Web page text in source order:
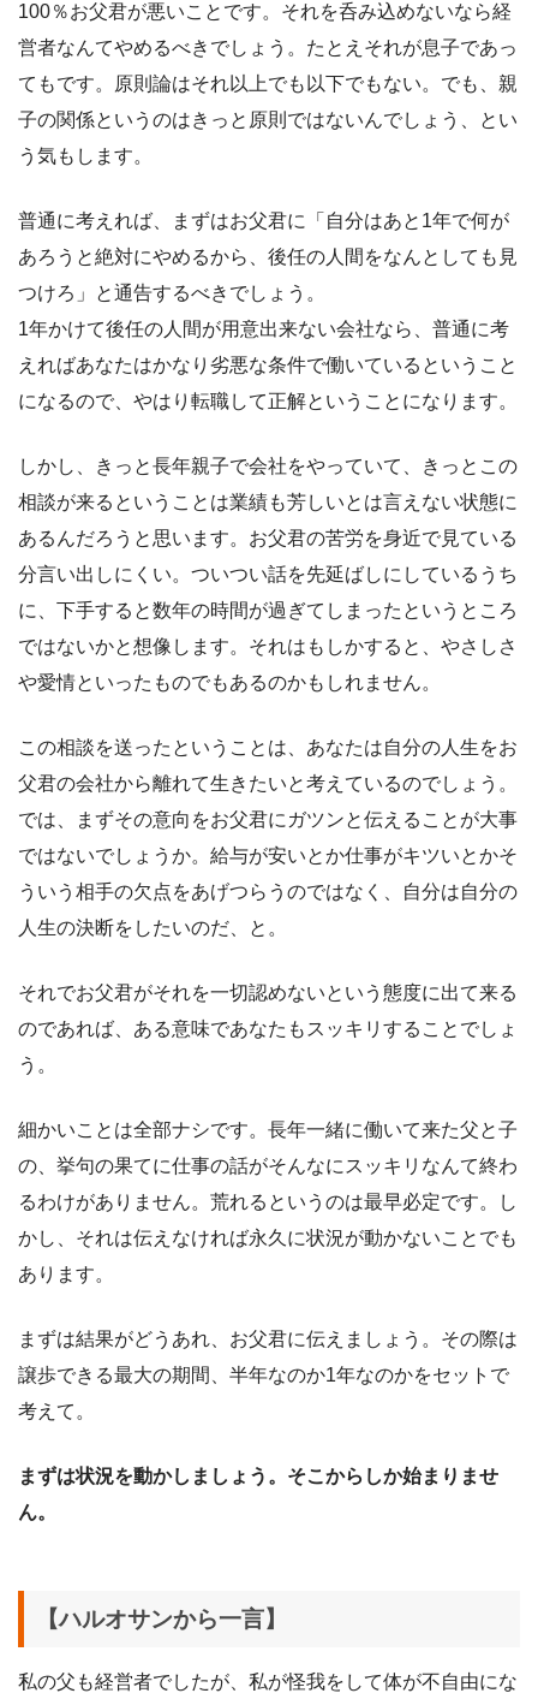
100％お父君が悪いことです。それを呑み込めないなら経
営者なんてやめるべきでしょう。たとえそれが息子であっ
てもです。原則論はそれ以上でも以下でもない。でも、親
子の関係というのはきっと原則ではないんでしょう、とい
う気もします。
普通に考えれば、まずはお父君に「自分はあと1年で何が
あろうと絶対にやめるから、後任の人間をなんとしても見
つけろ」と通告するべきでしょう。
1年かけて後任の人間が用意出来ない会社なら、普通に考
えればあなたはかなり劣悪な条件で働いているということ
になるので、やはり転職して正解ということになります。
しかし、きっと長年親子で会社をやっていて、きっとこの
相談が来るということは業績も芳しいとは言えない状態に
あるんだろうと思います。お父君の苦労を身近で見ている
分言い出しにくい。ついつい話を先延ばしにしているうち
に、下手すると数年の時間が過ぎてしまったというところ
ではないかと想像します。それはもしかすると、やさしさ
や愛情といったものでもあるのかもしれません。
この相談を送ったということは、あなたは自分の人生をお
父君の会社から離れて生きたいと考えているのでしょう。
では、まずその意向をお父君にガツンと伝えることが大事
ではないでしょうか。給与が安いとか仕事がキツいとかそ
ういう相手の欠点をあげつらうのではなく、自分は自分の
人生の決断をしたいのだ、と。
それでお父君がそれを一切認めないという態度に出て来る
のであれば、ある意味であなたもスッキリすることでしょ
う。
細かいことは全部ナシです。長年一緒に働いて来た父と子
の、挙句の果てに仕事の話がそんなにスッキリなんて終わ
るわけがありません。荒れるというのは最早必定です。し
かし、それは伝えなければ永久に状況が動かないことでも
あります。
まずは結果がどうあれ、お父君に伝えましょう。その際は
譲歩できる最大の期間、半年なのか1年なのかをセットで
考えて。
まずは状況を動かしましょう。そこからしか始まりませ
ん。
【ハルオサンから一言】
私の父も経営者でしたが、私が怪我をして体が不自由にな